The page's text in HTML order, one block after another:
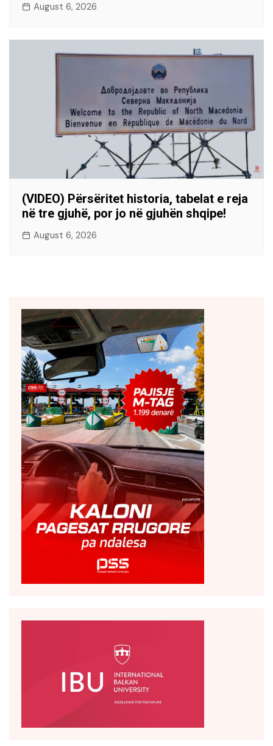
August 6, 2026
(VIDEO) Përsëritet historia, tabelat e reja
në tre gjuhë, por jo në gjuhën shqipe!
August 6, 2026